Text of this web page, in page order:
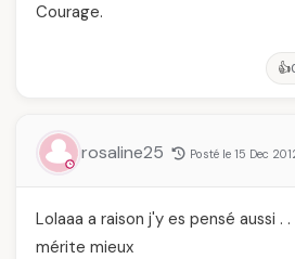
Courage.
👍
rosaline25 Posté le 15 Dec
Lolaaa a raison j'y es pensé aussi .
mérite mieux